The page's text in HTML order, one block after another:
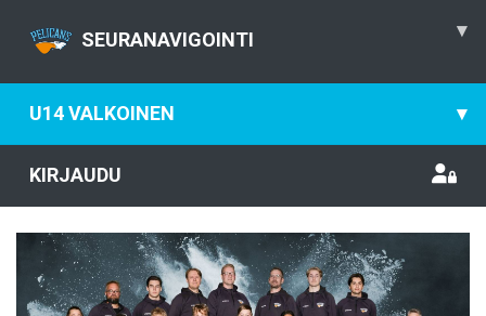
SEURANAVIGOINTI ▾
U14 VALKOINEN ▾
KIRJAUDU